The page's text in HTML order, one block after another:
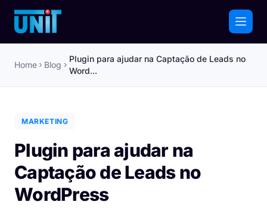
Home Blog
Plugin para ajudar na Captação de Leads no
Word...
MARKETING
Plugin para ajudar na
Captação de Leads no
WordPress